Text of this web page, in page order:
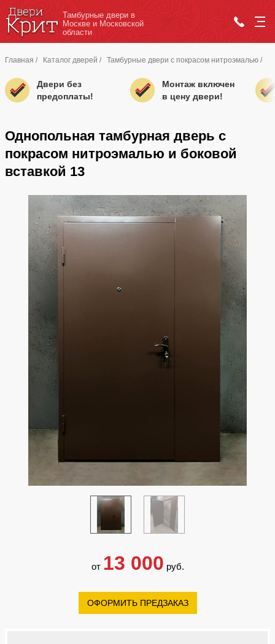
Тамбурные двери в
Москве и Московской
области
Главная / Каталог дверей / Тамбурные двери с покрасом нитроэмалью /
Двери без
предоплаты!
Монтаж включен
в цену двери!
Однопольная тамбурная дверь с
покрасом нитроэмалью и боковой
вставкой 13
от 13 000 руб.
ОФОРМИТЬ ПРЕДЗАКАЗ